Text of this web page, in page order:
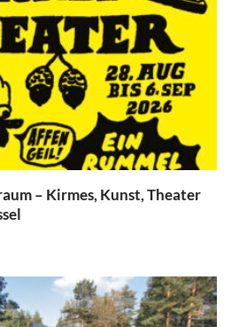
– Kirmes, Kunst, Theater